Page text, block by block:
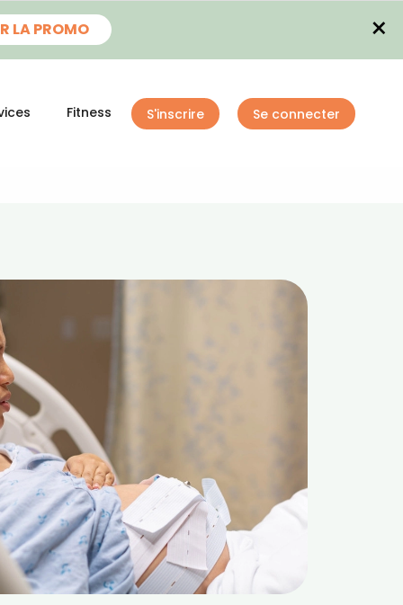
LA PROMO ×
Fitness S'inscrire Se connecter